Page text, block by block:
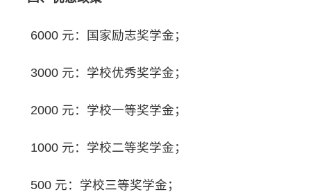
6000 元：国家励志奖学金；
3000 元：学校优秀奖学金；
2000 元：学校一等奖学金；
1000 元：学校二等奖学金；
500 元：学校三等奖学金；